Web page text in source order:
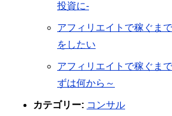
投資に-
アフィリエイトで稼ぐま
をしたい
アフィリエイトで稼ぐま
ずは何から～
カテゴリー: コンサル